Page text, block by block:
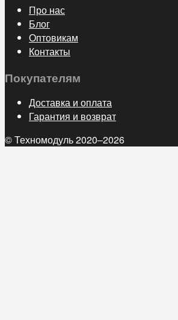
Про нас
Блог
Оптовикам
Контакты
Покупателям
Доставка и оплата
Гарантия и возврат
© Техномодуль 2020–2026